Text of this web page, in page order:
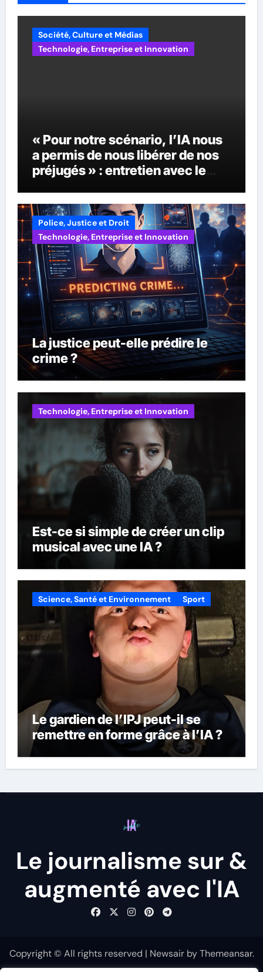
Société, Culture et Médias
Technologie, Entreprise et Innovation
« Pour notre scénario, l’IA nous
a permis de nous libérer de nos
préjugés » : entretien avec le
lauréat du World AI Film Festival
Police, Justice et Droit
Technologie, Entreprise et Innovation
La justice peut-elle prédire le
crime ?
Technologie, Entreprise et Innovation
Est-ce si simple de créer un clip
musical avec une IA ?
Science, Santé et Environnement Sport
Le gardien de l’IPJ peut-il se
remettre en forme grâce à l’IA ?
Le journalisme sur &
augmenté avec l'IA
Copyright © All rights reserved | NewsairbyThemeansar.